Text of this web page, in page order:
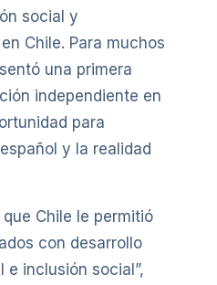
social y
Chile. Para muchos
una primera
independiente en
para
y la realidad
Chile le permitió
con desarrollo
inclusión social”,